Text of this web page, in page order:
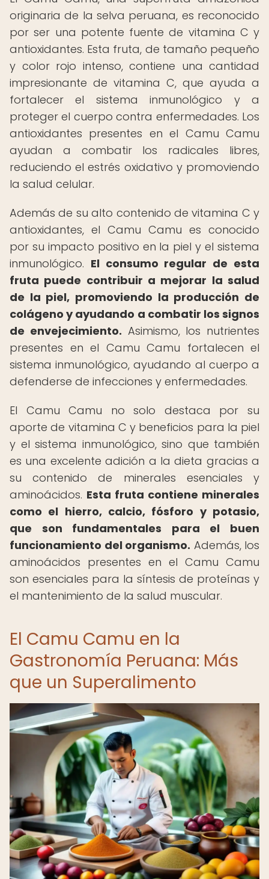
originaria de la selva peruana, es reconocido
por ser una potente fuente de vitamina C y
antioxidantes. Esta fruta, de tamaño pequeño
y color rojo intenso, contiene una cantidad
impresionante de vitamina C, que ayuda a
fortalecer el sistema inmunológico y a
proteger el cuerpo contra enfermedades. Los
antioxidantes presentes en el Camu Camu
ayudan a combatir los radicales libres,
reduciendo el estrés oxidativo y promoviendo
la salud celular.
Además de su alto contenido de vitamina C y
antioxidantes, el Camu Camu es conocido
por su impacto positivo en la piel y el sistema
inmunológico. El consumo regular de esta
fruta puede contribuir a mejorar la salud
de la piel, promoviendo la producción de
colágeno y ayudando a combatir los signos
de envejecimiento. Asimismo, los nutrientes
presentes en el Camu Camu fortalecen el
sistema inmunológico, ayudando al cuerpo a
defenderse de infecciones y enfermedades.
El Camu Camu no solo destaca por su
aporte de vitamina C y beneficios para la piel
y el sistema inmunológico, sino que también
es una excelente adición a la dieta gracias a
su contenido de minerales esenciales y
aminoácidos. Esta fruta contiene minerales
como el hierro, calcio, fósforo y potasio,
que son fundamentales para el buen
funcionamiento del organismo. Además, los
aminoácidos presentes en el Camu Camu
son esenciales para la síntesis de proteínas y
el mantenimiento de la salud muscular.
El Camu Camu en la
Gastronomía Peruana: Más
que un Superalimento